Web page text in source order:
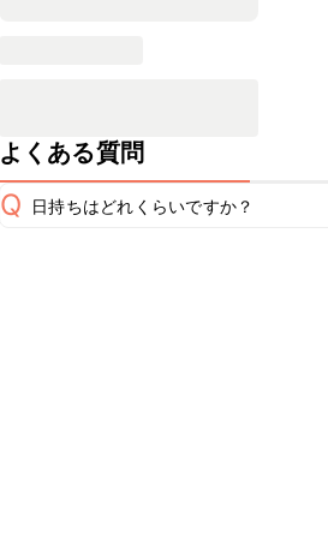
よくある質問
Q 日持ちはどれくらいですか？